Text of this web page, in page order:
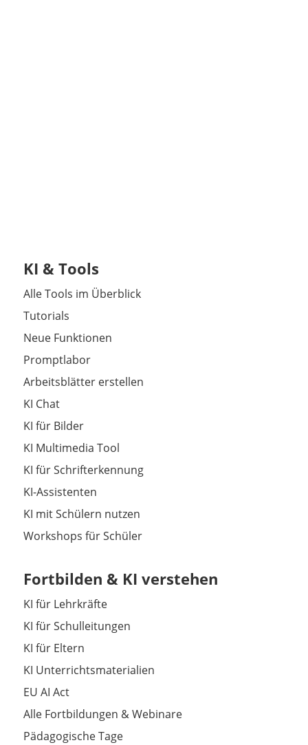
KI & Tools
Alle Tools im Überblick
Tutorials
Neue Funktionen
Promptlabor
Arbeitsblätter erstellen
KI Chat
KI für Bilder
KI Multimedia Tool
KI für Schrifterkennung
KI-Assistenten
KI mit Schülern nutzen
Workshops für Schüler
Fortbilden & KI verstehen
KI für Lehrkräfte
KI für Schulleitungen
KI für Eltern
KI Unterrichtsmaterialien
EU AI Act
Alle Fortbildungen & Webinare
Pädagogische Tage